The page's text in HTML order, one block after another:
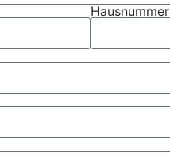
Hausnummer